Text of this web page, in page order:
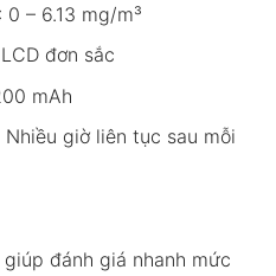
– 6.13 mg/m³
đơn sắc
mAh
giờ liên tục sau mỗi
đánh giá nhanh mức